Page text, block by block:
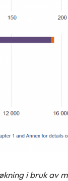
i bruk av